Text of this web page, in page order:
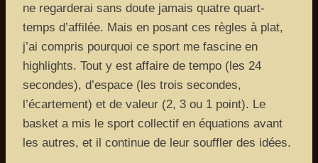
ne regarderai sans doute jamais quatre quart-
temps d’affilée. Mais en posant ces règles à plat,
j’ai compris pourquoi ce sport me fascine en
highlights. Tout y est affaire de tempo (les 24
secondes), d’espace (les trois secondes,
l’écartement) et de valeur (2, 3 ou 1 point). Le
basket a mis le sport collectif en équations avant
les autres, et il continue de leur souffler des idées.